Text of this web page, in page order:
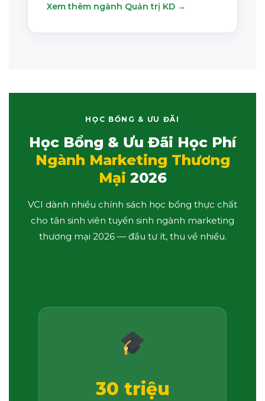
Xem thêm ngành Quản trị KD →
HỌC BỔNG & ƯU ĐÃI
Học Bổng & Ưu Đãi Học Phí
Ngành Marketing Thương
Mại 2026
VCI dành nhiều chính sách học bổng thực chất
cho tân sinh viên tuyển sinh ngành marketing
thương mại 2026 — đầu tư ít, thu về nhiều.
30 triệu